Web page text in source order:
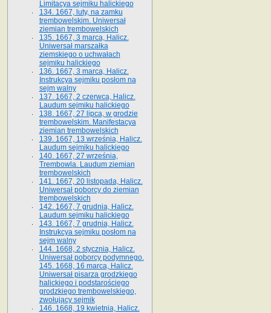
Limitacya sejmiku halickiego
134. 1667, luty, na zamku
trembowelskim. Uniwersał
ziemian trembowelskich
135. 1667, 3 marca, Halicz.
Uniwersał marszałka
ziemskiego o uchwałach
sejmiku halickiego
136. 1667, 3 marca, Halicz.
Instrukcya sejmiku posłom na
sejm walny
137. 1667, 2 czerwca, Halicz.
Laudum sejmiku halickiego
138. 1667, 27 lipca, w grodzie
trembowelskim. Manifestacya
ziemian trembowelskich
139. 1667, 13 września, Halicz.
Laudum sejmiku halickiego
140. 1667, 27 września,
Trembowla. Laudum ziemian
trembowelskich
141. 1667, 20 listopada, Halicz.
Uniwersał poborcy do ziemian
trembowelskich
142. 1667, 7 grudnia, Halicz.
Laudum sejmiku halickiego
143. 1667, 7 grudnia, Halicz.
Instrukcya sejmiku posłom na
sejm walny
144. 1668, 2 stycznia, Halicz.
Uniwersał poborcy podymnego.
145. 1668, 16 marca, Halicz.
Uniwersał pisarza grodzkiego
halickiego i podstarościego
grodzkiego trembowelskiego,
zwołujący sejmik
146. 1668, 19 kwietnia, Halicz.